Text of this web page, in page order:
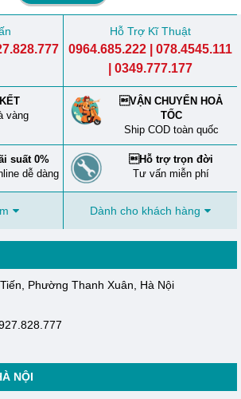
Hỗ Trợ Kĩ Thuật
0964.685.222 | 078.4545.111
| 0349.777.177
vàng
VẬN CHUYỂN HOẢ
TỐC
Ship COD toàn quốc
suất 0%
dễ dàng
Hỗ trợ trọn đời
Tư vấn miễn phí
Dành cho khách hàng
Phường Thanh Xuân, Hà Nội
NỘI